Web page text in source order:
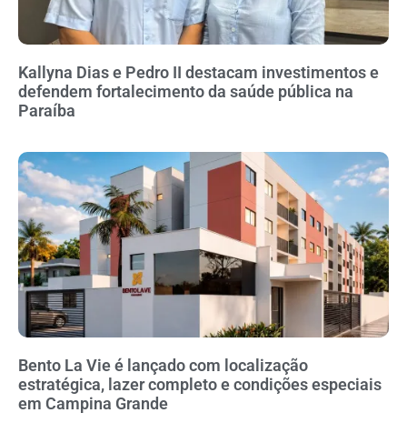
Kallyna Dias e Pedro II destacam investimentos e
defendem fortalecimento da saúde pública na
Paraíba
Bento La Vie é lançado com localização
estratégica, lazer completo e condições especiais
em Campina Grande